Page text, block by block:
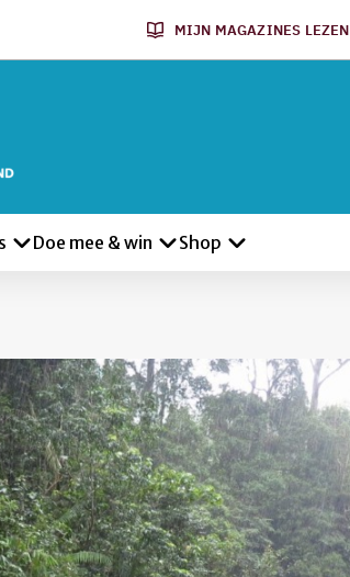
MIJN MAGAZINES LEZEN
Doe mee & win Shop